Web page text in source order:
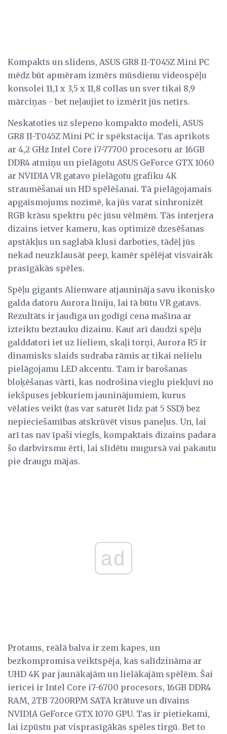
Kompakts un slidens, ASUS GR8 II-T045Z Mini PC
mēdz būt apmēram izmērs mūsdienu videospēļu
konsolei 11,1 x 3,5 x 11,8 collas un sver tikai 8,9
mārciņas - bet neļaujiet to izmērīt jūs netīrs.
Neskatoties uz slepeno kompakto modeli, ASUS
GR8 II-T045Z Mini PC ir spēkstacija. Tas aprīkots
ar 4,2 GHz Intel Core i7-77700 procesoru ar 16GB
DDR4 atmiņu un pielāgotu ASUS GeForce GTX 1060
ar NVIDIA VR gatavo pielāgotu grafiku 4K
straumēšanai un HD spēlēšanai. Tā pielāgojamais
apgaismojums nozīmē, ka jūs varat sinhronizēt
RGB krāsu spektru pēc jūsu vēlmēm. Tās interjera
dizains ietver kameru, kas optimizē dzesēšanas
apstākļus un saglabā klusi darboties, tādēļ jūs
nekad neuzklausāt peep, kamēr spēlējat visvairāk
prasīgākās spēles.
Spēļu gigants Alienware atjaunināja savu ikonisko
galda datoru Aurora līniju, lai tā būtu VR gatavs.
Rezultāts ir jaudīga un godīgi cena mašīna ar
izteiktu beztauku dizainu. Kaut arī daudzi spēļu
galddatori iet uz lieliem, skaļi torņi, Aurora R5 ir
dinamisks slaids sudraba rāmis ar tikai nelielu
pielāgojamu LED akcentu. Tam ir barošanas
bloķēšanas vārti, kas nodrošina vieglu piekļuvi no
iekšpuses jebkuriem jauninājumiem, kurus
vēlaties veikt (tas var saturēt līdz pat 5 SSD) bez
nepieciešamības atskrūvēt visus paneļus. Un, lai
arī tas nav īpaši viegls, kompaktais dizains padara
šo darbvirsmu ērti, lai slīdētu mugursā vai pakautu
pie draugu mājas.
ad
Protams, reālā balva ir zem kapes, un
bezkompromisa veiktspēja, kas salīdzināma ar
UHD 4K par jaunākajām un lielākajām spēlēm. Šai
ierīcei ir Intel Core i7-6700 procesors, 16GB DDR4
RAM, 2TB 7200RPM SATA krātuve un dīvains
NVIDIA GeForce GTX 1070 GPU. Tas ir pietiekami,
lai izpūstu pat visprasīgākās spēles tirgū. Bet to